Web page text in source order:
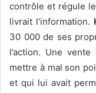
contrôle et régule
livrait l’information.
30 000 de ses
l’action. Une
mettre à mal son
et qui lui avait